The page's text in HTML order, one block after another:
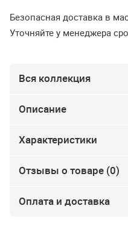
Безопасная доставка в
Уточняйте у менеджера
Вся коллекция
Описание
Характеристики
Отзывы о товаре (0)
Оплата и доставка